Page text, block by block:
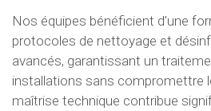
Nos équipes bénéficient d'une
protocoles de nettoyage et
avancés, garantissant un
installations sans compromettre
maîtrise technique contribue